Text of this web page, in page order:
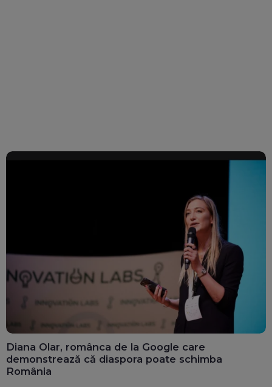
Diana Olar, românca de la Google care
demonstrează că diaspora poate schimba
România